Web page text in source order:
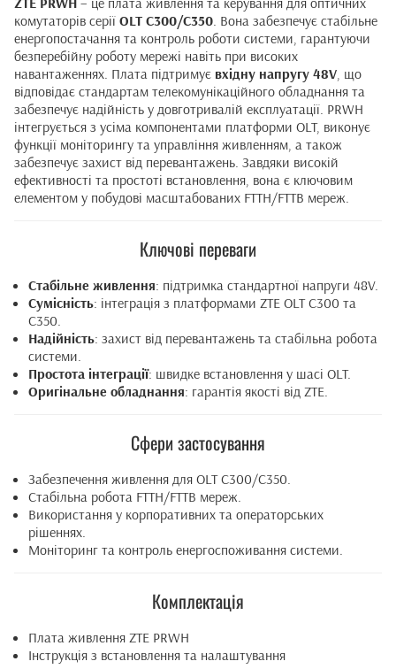
комутаторів серії OLT C300/C350. Вона забезпечує стабільне
енергопостачання та контроль роботи системи, гарантуючи
безперебійну роботу мережі навіть при високих
навантаженнях. Плата підтримує вхідну напругу 48V, що
відповідає стандартам телекомунікаційного обладнання та
забезпечує надійність у довготривалій експлуатації. PRWH
інтегрується з усіма компонентами платформи OLT, виконує
функції моніторингу та управління живленням, а також
забезпечує захист від перевантажень. Завдяки високій
ефективності та простоті встановлення, вона є ключовим
елементом у побудові масштабованих FTTH/FTTB мереж.
Ключові переваги
Стабільне живлення: підтримка стандартної напруги 48V.
Сумісність: інтеграція з платформами ZTE OLT C300 та
C350.
Надійність: захист від перевантажень та стабільна робота
системи.
Простота інтеграції: швидке встановлення у шасі OLT.
Оригінальне обладнання: гарантія якості від ZTE.
Сфери застосування
Забезпечення живлення для OLT C300/C350.
Стабільна робота FTTH/FTTB мереж.
Використання у корпоративних та операторських
рішеннях.
Моніторинг та контроль енергоспоживання системи.
Комплектація
Плата живлення ZTE PRWH
Інструкція з встановлення та налаштування